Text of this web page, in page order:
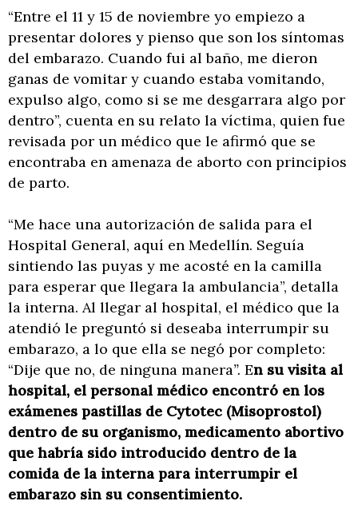
“Entre el 11 y 15 de noviembre yo empiezo a
presentar dolores y pienso que son los síntomas
del embarazo. Cuando fui al baño, me dieron
ganas de vomitar y cuando estaba vomitando,
expulso algo, como si se me desgarrara algo por
dentro”, cuenta en su relato la víctima, quien fue
revisada por un médico que le afirmó que se
encontraba en amenaza de aborto con principios
de parto.
“Me hace una autorización de salida para el
Hospital General, aquí en Medellín. Seguía
sintiendo las puyas y me acosté en la camilla
para esperar que llegara la ambulancia”, detalla
la interna. Al llegar al hospital, el médico que la
atendió le preguntó si deseaba interrumpir su
embarazo, a lo que ella se negó por completo:
“Dije que no, de ninguna manera”. En su visita al
hospital, el personal médico encontró en los
exámenes pastillas de Cytotec (Misoprostol)
dentro de su organismo, medicamento abortivo
que habría sido introducido dentro de la
comida de la interna para interrumpir el
embarazo sin su consentimiento.